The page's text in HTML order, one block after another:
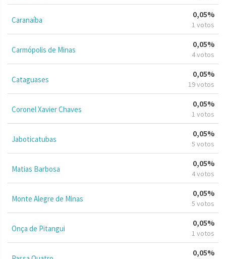
Caranaíba
0,05%
1 votos
Carmópolis de Minas
0,05%
4 votos
Cataguases
0,05%
19 votos
Coronel Xavier Chaves
0,05%
1 votos
Jaboticatubas
0,05%
5 votos
Matias Barbosa
0,05%
4 votos
Monte Alegre de Minas
0,05%
5 votos
Onça de Pitangui
0,05%
1 votos
0,05%